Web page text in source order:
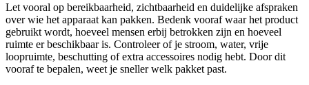
Let vooral op bereikbaarheid, zichtbaarheid en duidelijke afspraken
over wie het apparaat kan pakken. Bedenk vooraf waar het product
gebruikt wordt, hoeveel mensen erbij betrokken zijn en hoeveel
ruimte er beschikbaar is. Controleer of je stroom, water, vrije
loopruimte, beschutting of extra accessoires nodig hebt. Door dit
vooraf te bepalen, weet je sneller welk pakket past.